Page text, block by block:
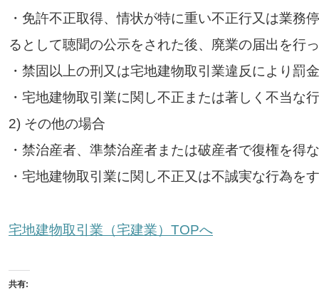
・免許不正取得、情状が特に重い不正行又は業務
るとして聴聞の公示をされた後、廃業の届出を行
・禁固以上の刑又は宅地建物取引業違反により罰
・宅地建物取引業に関し不正または著しく不当な
2) その他の場合
・禁治産者、準禁治産者または破産者で復権を得
・宅地建物取引業に関し不正又は不誠実な行為を
宅地建物取引業（宅建業）TOPへ
共有: